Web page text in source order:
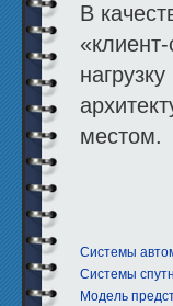
В
местом.
Системы
Системы
Модель